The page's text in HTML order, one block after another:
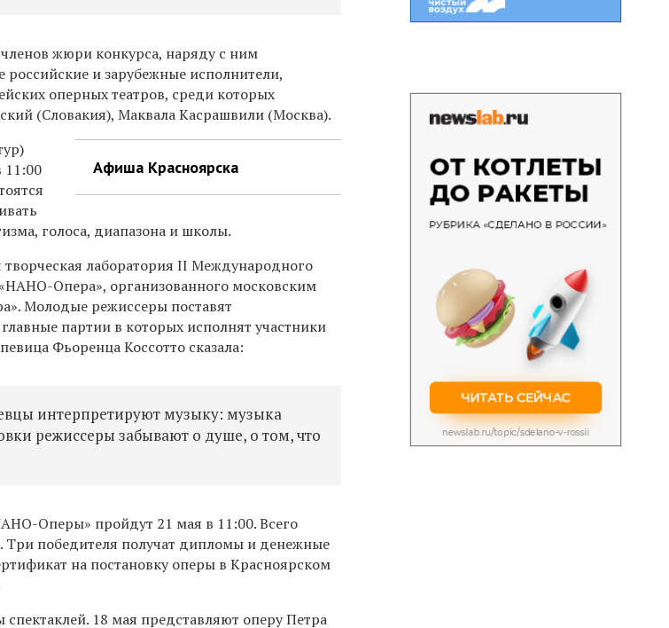
жюри конкурса, наряду с ним
российские и зарубежные исполнители,
оперных театров, среди которых
(Словакия), Маквала Касрашвили (Москва).
Афиша Красноярска
11:00
голоса, диапазона и школы.
творческая лаборатория II Международного
Опера», организованного московским
Молодые режиссеры поставят
партии в которых исполнят участники
Фьоренца Коссотто сказала:
интерпретируют музыку: музыка
режиссеры забывают о душе, о том, что
Оперы» пройдут 21 мая в 11:00. Всего
Три победителя получат дипломы и денежные
на постановку оперы в Красноярском
18 мая представляют оперу Петра